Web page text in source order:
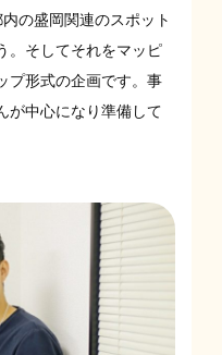
の盛岡関連のスポット
。そしてそれをマッピ
プ形式の企画です。事
が中心になり準備して